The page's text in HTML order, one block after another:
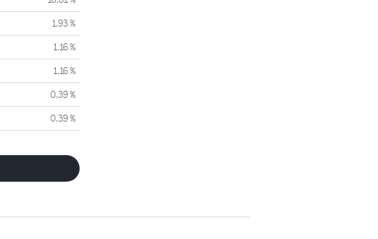
1,93 %
1,16 %
1,16 %
0,39 %
0,39 %